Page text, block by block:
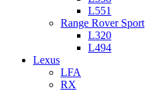
L551
Range Rover Sport
L320
L494
Lexus
LFA
RX